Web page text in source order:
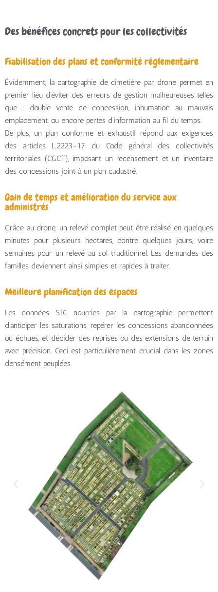
Des bénéfices concrets pour les collectivités
Fiabilisation des plans et conformité réglementaire
Évidemment, la cartographie de cimetière par drone permet en
premier lieu d’éviter des erreurs de gestion malheureuses telles
que : double vente de concession, inhumation au mauvais
emplacement, ou encore pertes d’information au fil du temps.
De plus, un plan conforme et exhaustif répond aux exigences
des articles L.2223-17 du Code général des collectivités
territoriales (CGCT), imposant un recensement et un inventaire
des concessions joint à un plan cadastré.
Gain de temps et amélioration du service aux
administrés
Grâce au drone, un relevé complet peut être réalisé en quelques
minutes pour plusieurs hectares, contre quelques jours, voire
semaines pour un relevé au sol traditionnel. Les demandes des
familles deviennent ainsi simples et rapides à traiter.
Meilleure planification des espaces
Les données SIG nourries par la cartographie permettent
d’anticiper les saturations, repérer les concessions abandonnées
ou échues, et décider des reprises ou des extensions de terrain
avec précision. Ceci est particulièrement crucial dans les zones
densément peuplées.